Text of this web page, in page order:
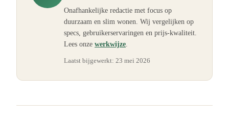
Onafhankelijke redactie met focus op
duurzaam en slim wonen. Wij vergelijken op
specs, gebruikerservaringen en prijs-kwaliteit.
Lees onze werkwijze
Laatst bijgewerkt: 23 mei 2026